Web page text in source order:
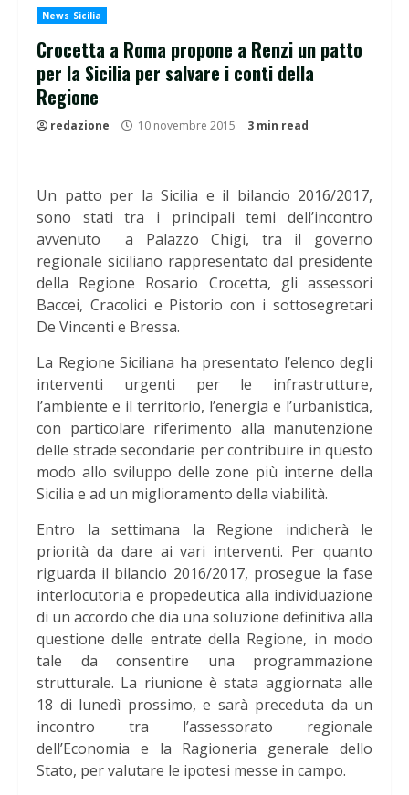
News Sicilia
Crocetta a Roma propone a Renzi un patto
per la Sicilia per salvare i conti della
Regione
redazione 10 novembre 2015 3 min read
Un patto per la Sicilia e il bilancio 2016/2017,
sono stati tra i principali temi dell’incontro
avvenuto a Palazzo Chigi, tra il governo
regionale siciliano rappresentato dal presidente
della Regione Rosario Crocetta, gli assessori
Baccei, Cracolici e Pistorio con i sottosegretari
De Vincenti e Bressa.
La Regione Siciliana ha presentato l’elenco degli
interventi urgenti per le infrastrutture,
l’ambiente e il territorio, l’energia e l’urbanistica,
con particolare riferimento alla manutenzione
delle strade secondarie per contribuire in questo
modo allo sviluppo delle zone più interne della
Sicilia e ad un miglioramento della viabilità.
Entro la settimana la Regione indicherà le
priorità da dare ai vari interventi. Per quanto
riguarda il bilancio 2016/2017, prosegue la fase
interlocutoria e propedeutica alla individuazione
di un accordo che dia una soluzione definitiva alla
questione delle entrate della Regione, in modo
tale da consentire una programmazione
strutturale. La riunione è stata aggiornata alle
18 di lunedì prossimo, e sarà preceduta da un
incontro tra l’assessorato regionale
dell’Economia e la Ragioneria generale dello
Stato, per valutare le ipotesi messe in campo.